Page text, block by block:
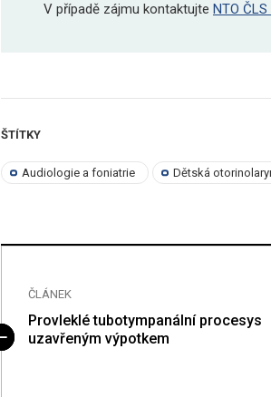
V případě zájmu kontaktujte NTO ČLS
ŠTÍTKY
Audiologie a foniatrie Dětská
ČLÁNEK
Provleklé tubotympanální procesys
uzavřeným výpotkem